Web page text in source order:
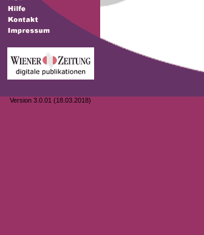
Version 3.0.01 (18.03.2018)